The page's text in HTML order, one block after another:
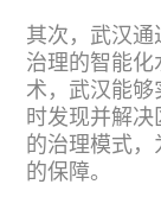
其次，武汉通
治理的智能化
术，武汉能够
时发现并解
的治理模式
的保障。